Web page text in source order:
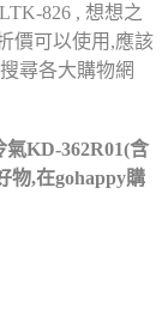
826 , 想想之
價可以使用,應該
尋各大購物網
KD-362R01(含
物,在gohappy購